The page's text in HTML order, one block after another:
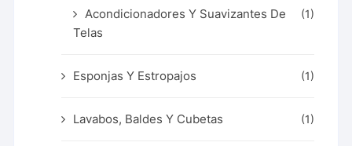
Acondicionadores Y Suavizantes De
Telas
(1)
Esponjas Y Estropajos (1)
Lavabos, Baldes Y Cubetas (1)